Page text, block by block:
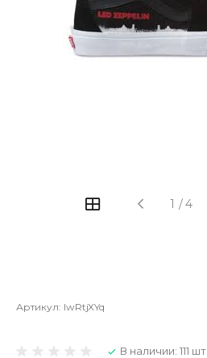
1 /4
Артикул: lwRtjXYq
В наличии: 111 шт